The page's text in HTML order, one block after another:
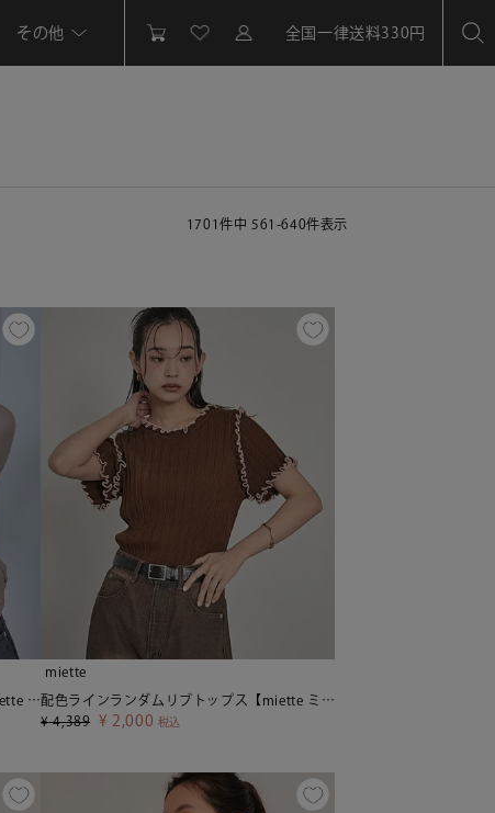
その他 全国一律送料330円
1701件中 561 -640件表示
カップ付きリボン刺繍キャミソール【miette ミエット】
miette
配色ラインランダムリブトップス【miette ミエット】
¥ 4,389 ¥ 2,000 税込